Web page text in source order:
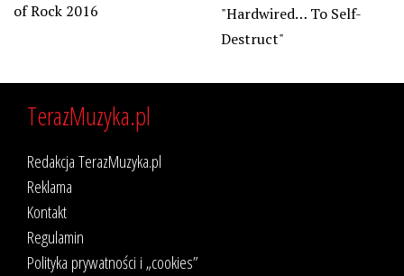
of Rock 2016
"Hardwired… To Self-
Destruct"
TerazMuzyka.pl
Redakcja TerazMuzyka.pl
Reklama
Kontakt
Regulamin
Polityka prywatności i „cookies”